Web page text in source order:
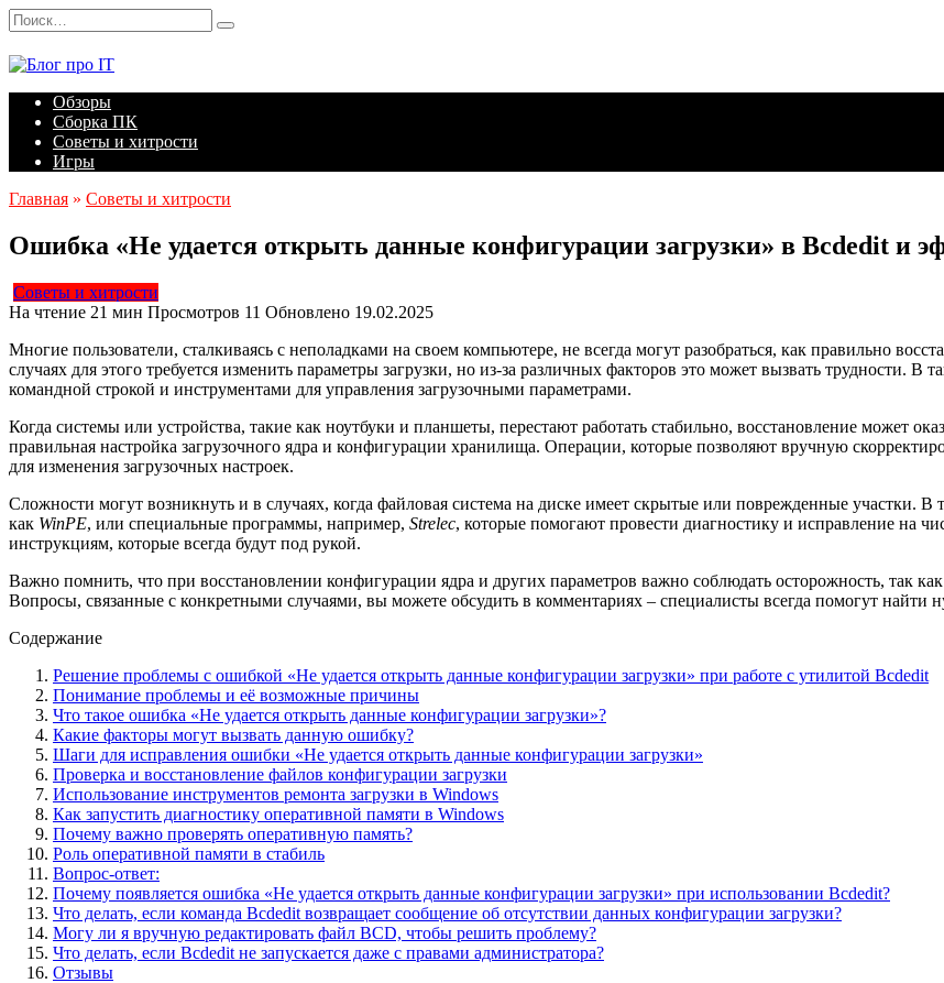
Перейти
к
содержанию
Search
for:
Обзоры
Сборка ПК
Советы и хитрости
Игры
Главная » Советы и хитрости
Ошибка «Не удается открыть данные конфигурации загрузки» в Bcdedit и
Советы и хитрости
На чтение 21 мин Просмотров 11 Обновлено 19.02.2025
Многие пользователи, сталкиваясь с неполадками на своем компьютере, не всегда могут разобраться, как правильно
случаях для этого требуется изменить параметры загрузки, но из-за различных факторов это может вызвать трудности.
командной строкой и инструментами для управления загрузочными параметрами.
Когда системы или устройства, такие как ноутбуки и планшеты, перестают работать стабильно, восстановление может
правильная настройка загрузочного ядра и конфигурации хранилища. Операции, которые позволяют вручную
для изменения загрузочных настроек.
Сложности могут возникнуть и в случаях, когда файловая система на диске имеет скрытые или поврежденные участки. В
как WinPE, или специальные программы, например, Strelec, которые помогают провести диагностику и исправление на
инструкциям, которые всегда будут под рукой.
Важно помнить, что при восстановлении конфигурации ядра и других параметров важно соблюдать осторожность, так
Вопросы, связанные с конкретными случаями, вы можете обсудить в комментариях – специалисты всегда помогут
Содержание
Решение проблемы с ошибкой «Не удается открыть данные конфигурации загрузки» при работе с утилитой Bcdedit
Понимание проблемы и её возможные причины
Что такое ошибка «Не удается открыть данные конфигурации загрузки»?
Какие факторы могут вызвать данную ошибку?
Шаги для исправления ошибки «Не удается открыть данные конфигурации загрузки»
Проверка и восстановление файлов конфигурации загрузки
Использование инструментов ремонта загрузки в Windows
Как запустить диагностику оперативной памяти в Windows
Почему важно проверять оперативную память?
Роль оперативной памяти в стабиль
Вопрос-ответ:
Почему появляется ошибка «Не удается открыть данные конфигурации загрузки» при использовании Bcdedit?
Что делать, если команда Bcdedit возвращает сообщение об отсутствии данных конфигурации загрузки?
Могу ли я вручную редактировать файл BCD, чтобы решить проблему?
Что делать, если Bcdedit не запускается даже с правами администратора?
Отзывы